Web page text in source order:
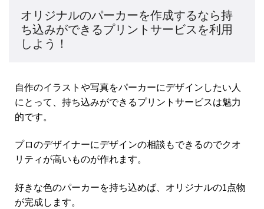
オリジナルのパーカーを作成するなら持
ち込みができるプリントサービスを利用
しよう！
自作のイラストや写真をパーカーにデザインしたい人
にとって、持ち込みができるプリントサービスは魅力
的です。
プロのデザイナーにデザインの相談もできるのでクオ
リティが高いものが作れます。
好きな色のパーカーを持ち込めば、オリジナルの1点物
が完成します。